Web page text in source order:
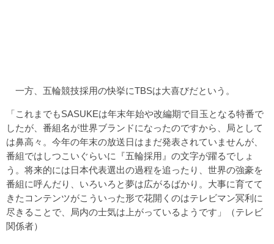
一方、五輪競技採用の快挙にTBSは大喜びだという。
「これまでもSASUKEは年末年始や改編期で目玉となる特番で
したが、番組名が世界ブランドになったのですから、局として
は鼻高々。今年の年末の放送日はまだ発表されていませんが、
番組ではしつこいぐらいに『五輪採用』の文字が躍るでしょ
う。将来的には日本代表選出の過程を追ったり、世界の強豪を
番組に呼んだり、いろいろと夢は広がるばかり。大事に育てて
きたコンテンツがこういった形で花開くのはテレビマン冥利に
尽きることで、局内の士気は上がっているようです」（テレビ
関係者）